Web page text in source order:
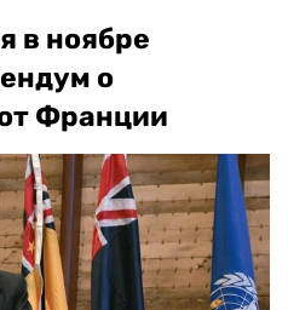
в ноябре
о
Франции